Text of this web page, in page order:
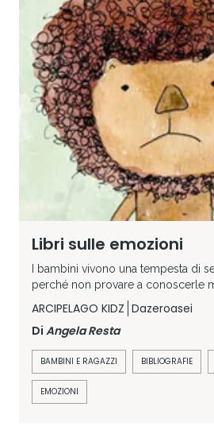
Libri sulle emozioni
I bambini vivono una tempesta di
perché non provare a conoscerle
ARCIPELAGO KIDZ Dazeroasei
Di Angela Resta
BAMBINI E RAGAZZI BIBLIOGRAFIE
EMOZIONI